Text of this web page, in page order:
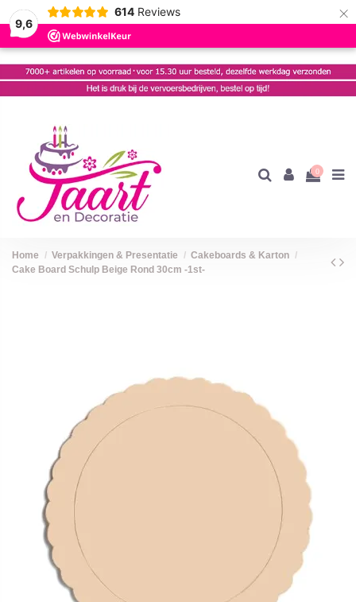
9,6
614 Reviews ×
0
Home Verpakkingen & Presentatie
Cakeboards & Karton
Cake Board Schulp Beige Rond 30cm -1st-